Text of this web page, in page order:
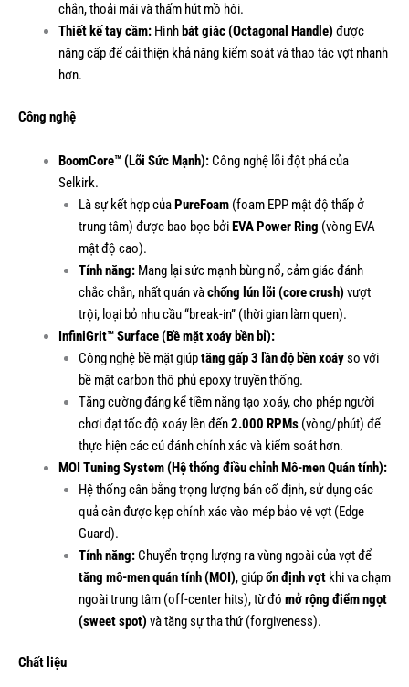
chắn, thoải mái và thấm hút mồ hôi.
Thiết kế tay cầm:Hình bát giác (Octagonal Handle) được
nâng cấp để cải thiện khả năng kiểm soát và thao tác vợt nhanh
hơn.
Công nghệ
BoomCore™ (Lõi Sức Mạnh):Công nghệ lõi đột phá của
Selkirk.
Là sự kết hợp củaPureFoam(foam EPP mật độ thấp ở
trung tâm) được bao bọc bởiEVA Power Ring (vòng EVA
mật độ cao).
Tính năng:Mang lại sức mạnh bùng nổ, cảm giác đánh
chắc chắn, nhất quán vàchống lún lõi (core crush) vượt
trội, loại bỏ nhu cầu “break-in” (thời gian làm quen).
InfiniGrit™ Surface (Bề mặt xoáy bền bỉ):
Công nghệ bề mặt giúptăng gấp 3 lần độ bền xoáyso với
bề mặt carbon thô phủ epoxy truyền thống.
Tăng cường đáng kể tiềm năng tạo xoáy, cho phép người
chơi đạt tốc độ xoáy lên đến2.000 RPMs(vòng/phút) để
thực hiện các cú đánh chính xác và kiểm soát hơn.
MOI Tuning System (Hệ thống điều chỉnh Mô-men Quán tính):
Hệ thống cân bằng trọng lượng bán cố định, sử dụng các
quả cân được kẹp chính xác vào mép bảo vệ vợt (Edge
Guard).
Tính năng:Chuyển trọng lượng ra vùng ngoài của vợt để
tăng mô-men quán tính (MOI), giúpổn định vợtkhi va chạm
ngoài trung tâm (off-center hits), từ đó mở rộng điểm ngọt
(sweet spot) và tăng sự tha thứ (forgiveness).
Chất liệu